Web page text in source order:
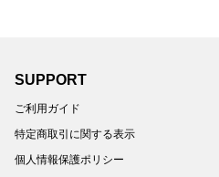
SUPPORT
ご利用ガイド
特定商取引に関する表示
個人情報保護ポリシー